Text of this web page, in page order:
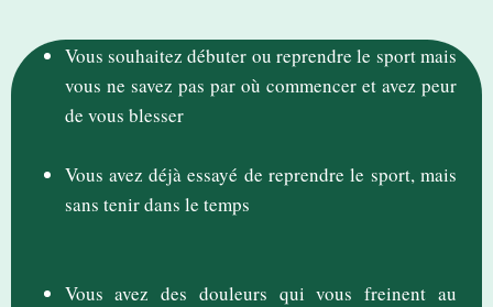
Vous souhaitez débuter ou reprendre le sport mais
vous ne savez pas par où commencer et avez peur
de vous blesser
Vous avez déjà essayé de reprendre le sport, mais
sans tenir dans le temps
Vous avez des douleurs qui vous freinent au